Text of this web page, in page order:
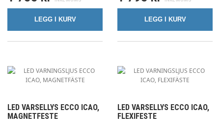
LEGG I KURV LEGG I KURV
LED VARSELLYS ECCO ICAO,
MAGNETFESTE
LED VARSELLYS ECCO ICAO,
FLEXIFESTE